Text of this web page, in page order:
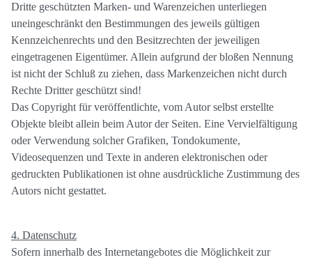
Dritte geschützten Marken- und Warenzeichen unterliegen
uneingeschränkt den Bestimmungen des jeweils gültigen
Kennzeichenrechts und den Besitzrechten der jeweiligen
eingetragenen Eigentümer. Allein aufgrund der bloßen Nennung
ist nicht der Schluß zu ziehen, dass Markenzeichen nicht durch
Rechte Dritter geschützt sind!
Das Copyright für veröffentlichte, vom Autor selbst erstellte
Objekte bleibt allein beim Autor der Seiten. Eine Vervielfältigung
oder Verwendung solcher Grafiken, Tondokumente,
Videosequenzen und Texte in anderen elektronischen oder
gedruckten Publikationen ist ohne ausdrückliche Zustimmung des
Autors nicht gestattet.
4. Datenschutz
Sofern innerhalb des Internetangebotes die Möglichkeit zur